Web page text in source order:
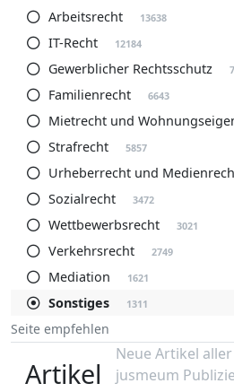
Arbeitsrecht
13638
IT-Recht 12184
Gewerblicher Rechtsschutz
Familienrecht 6643
Mietrecht und
Strafrecht 5857
Urheberrecht und
Sozialrecht 3472
Wettbewerbsrecht 3021
Verkehrsrecht 2749
Mediation 1621
Sonstiges 1311
Seite empfehlen
Artikel
Neue Artikel
jusmeum